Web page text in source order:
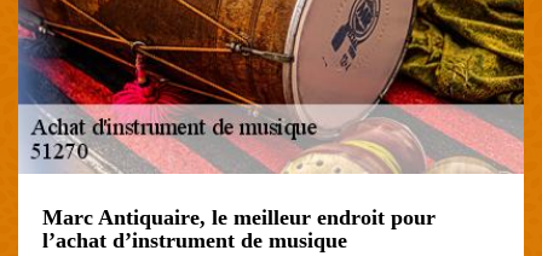
Marc Antiquaire, le meilleur endroit pour
l’achat d’instrument de musique